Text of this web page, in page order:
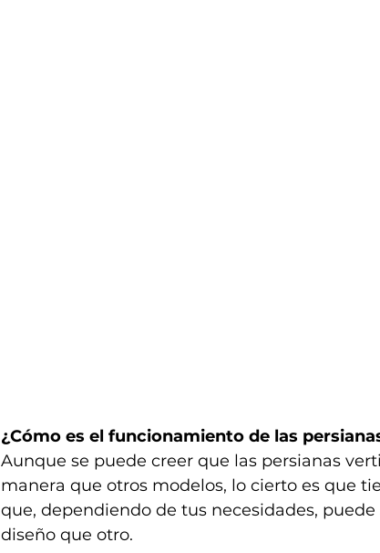
¿Cómo es el funcionamiento de las
Aunque se puede creer que las persianas
manera que otros modelos, lo cierto es que
que, dependiendo de tus necesidades,
diseño que otro.